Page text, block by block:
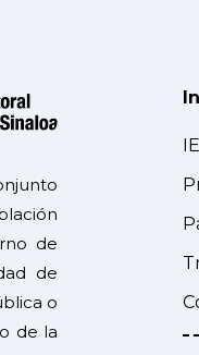
de
de
o
de la